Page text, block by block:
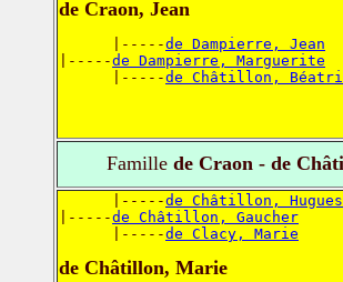
de Craon, Jean
      |-----
de Dampierre, Jean
|-----de Dampierre, Marguerite
      |-----
de Châtillon,
Famille de Craon - de
      |-----
de Châtillon, Hugues
|-----de Châtillon, Gaucher
      |-----
de Clacy, Marie
de Châtillon, Marie